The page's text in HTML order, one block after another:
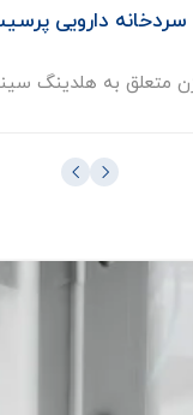
سردخانه دارویی
به هلدینگ